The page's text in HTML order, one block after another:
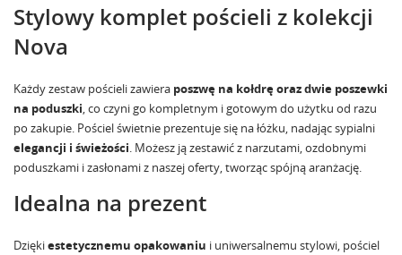
Stylowy komplet pościeli z kolekcji
Nova
Każdy zestaw pościeli zawiera poszwę na kołdrę oraz dwie poszewki
na poduszki, co czyni go kompletnym i gotowym do użytku od razu
po zakupie. Pościel świetnie prezentuje się na łóżku, nadając sypialni
elegancji i świeżości. Możesz ją zestawić z narzutami,ozdobnymi
poduszkami izasłonamiz naszej oferty, tworząc spójną aranżację.
Idealna na prezent
Dziękiestetycznemu opakowaniu i uniwersalnemu stylowi, pościel